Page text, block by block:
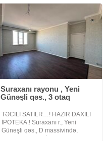
RESİDENCEDƏ. Bakı şəhərində
ən prestijli
Suraxanı rayonu , Yeni
Günəşli qəs., 3 otaq
TƏCİLİ SATILR…! HAZIR DAXİLİ
İPOTEKA.! Suraxanı r., Yeni
Günəşli qəs., D massivində,